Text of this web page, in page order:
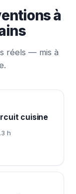
à
réels — mis à
cuisine
h